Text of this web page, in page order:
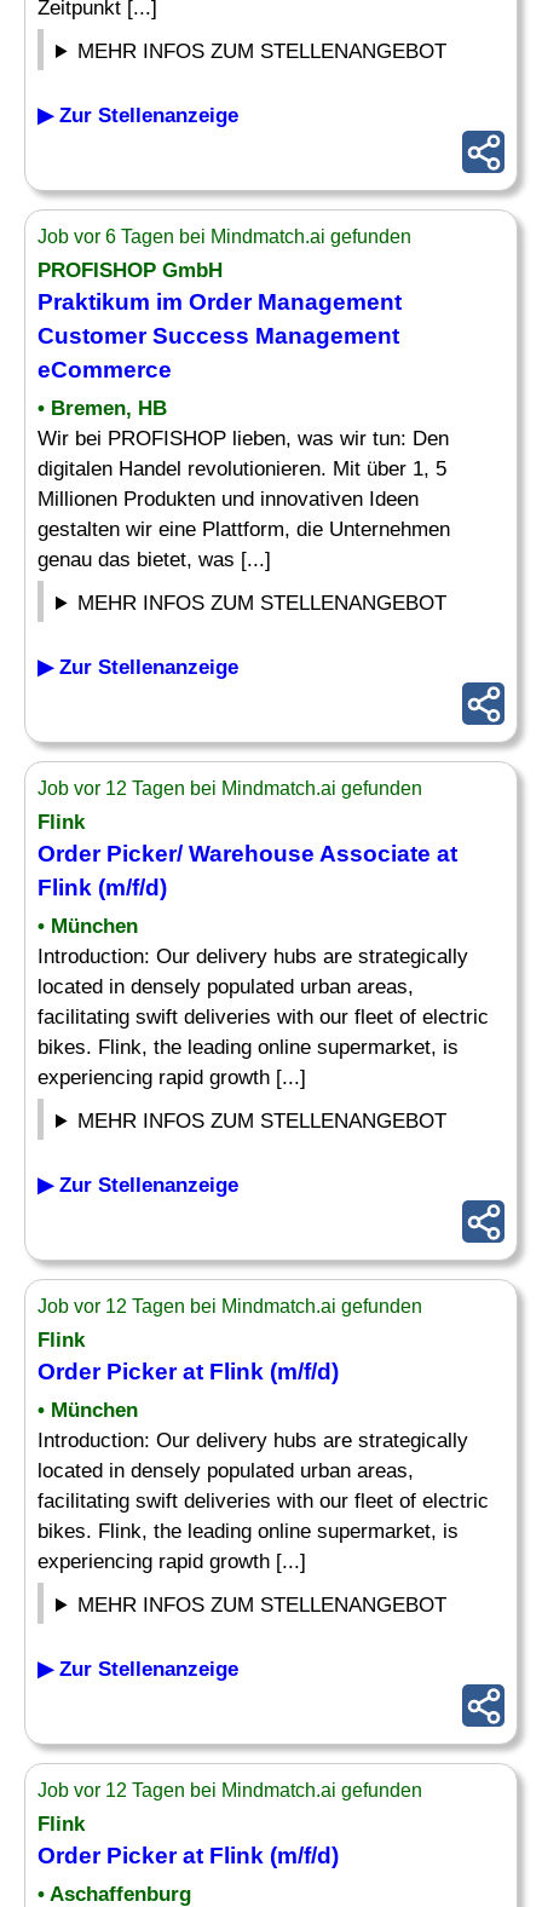
Zeitpunkt [...]
MEHR INFOS ZUM STELLENANGEBOT
▶ Zur Stellenanzeige
Job vor 6 Tagen bei Mindmatch.ai gefunden
PROFISHOP GmbH
Praktikum im OrderManagement
Customer Success Management
eCommerce
• Bremen, HB
Wir bei PROFISHOP lieben, was wir tun: Den
digitalen Handel revolutionieren. Mit über 1, 5
Millionen Produkten und innovativen Ideen
gestalten wir eine Plattform, die Unternehmen
genau das bietet, was [...]
MEHR INFOS ZUM STELLENANGEBOT
▶ Zur Stellenanzeige
Job vor 12 Tagen bei Mindmatch.ai gefunden
Flink
OrderPicker/ Warehouse Associate at
Flink (m/f/d)
• München
Introduction: Our delivery hubs are strategically
located in densely populated urban areas,
facilitating swift deliveries with our fleet of electric
bikes. Flink, the leading online supermarket, is
experiencing rapid growth [...]
MEHR INFOS ZUM STELLENANGEBOT
▶ Zur Stellenanzeige
Job vor 12 Tagen bei Mindmatch.ai gefunden
Flink
OrderPicker at Flink (m/f/d)
• München
Introduction: Our delivery hubs are strategically
located in densely populated urban areas,
facilitating swift deliveries with our fleet of electric
bikes. Flink, the leading online supermarket, is
experiencing rapid growth [...]
MEHR INFOS ZUM STELLENANGEBOT
▶ Zur Stellenanzeige
Job vor 12 Tagen bei Mindmatch.ai gefunden
Flink
OrderPicker at Flink (m/f/d)
• Aschaffenburg